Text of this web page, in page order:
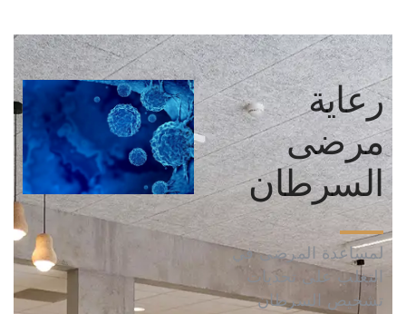
رعاية
مرضى
السرطان
لمساعدة المرضى في
التغلب على تحديات
تشخيص السرطان